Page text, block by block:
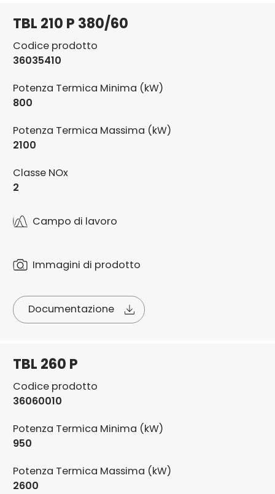
TBL 210 P 380/60
Codice prodotto
36035410
Potenza Termica Minima (kW)
800
Potenza Termica Massima (kW)
2100
Classe NOx
2
Campo di lavoro
Immagini di prodotto
Documentazione
TBL 260 P
Codice prodotto
36060010
Potenza Termica Minima (kW)
950
Potenza Termica Massima (kW)
2600